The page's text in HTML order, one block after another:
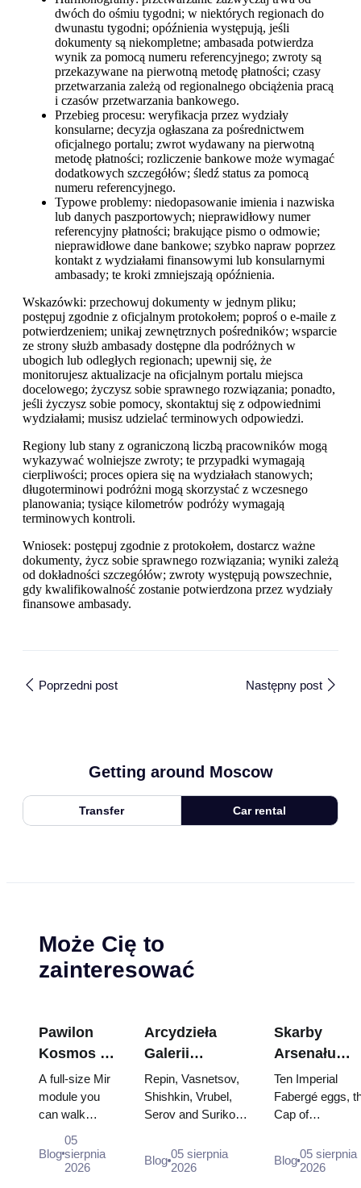
dwóch do ośmiu tygodni; w niektórych regionach do
dwunastu tygodni; opóźnienia występują, jeśli
dokumenty są niekompletne; ambasada potwierdza
wynik za pomocą numeru referencyjnego; zwroty są
przekazywane na pierwotną metodę płatności; czasy
przetwarzania zależą od regionalnego obciążenia pracą
i czasów przetwarzania bankowego.
Przebieg procesu: weryfikacja przez wydziały
konsularne; decyzja ogłaszana za pośrednictwem
oficjalnego portalu; zwrot wydawany na pierwotną
metodę płatności; rozliczenie bankowe może wymagać
dodatkowych szczegółów; śledź status za pomocą
numeru referencyjnego.
Typowe problemy: niedopasowanie imienia i nazwiska
lub danych paszportowych; nieprawidłowy numer
referencyjny płatności; brakujące pismo o odmowie;
nieprawidłowe dane bankowe; szybko napraw poprzez
kontakt z wydziałami finansowymi lub konsularnymi
ambasady; te kroki zmniejszają opóźnienia.
Wskazówki: przechowuj dokumenty w jednym pliku;
postępuj zgodnie z oficjalnym protokołem; poproś o e-maile z
potwierdzeniem; unikaj zewnętrznych pośredników; wsparcie
ze strony służb ambasady dostępne dla podróżnych w
ubogich lub odległych regionach; upewnij się, że
monitorujesz aktualizacje na oficjalnym portalu miejsca
docelowego; życzysz sobie sprawnego rozwiązania; ponadto,
jeśli życzysz sobie pomocy, skontaktuj się z odpowiednimi
wydziałami; musisz udzielać terminowych odpowiedzi.
Regiony lub stany z ograniczoną liczbą pracowników mogą
wykazywać wolniejsze zwroty; te przypadki wymagają
cierpliwości; proces opiera się na wydziałach stanowych;
długoterminowi podróżni mogą skorzystać z wczesnego
planowania; tysiące kilometrów podróży wymagają
terminowych kontroli.
Wniosek: postępuj zgodnie z protokołem, dostarcz ważne
dokumenty, życz sobie sprawnego rozwiązania; wyniki zależą
od dokładności szczegółów; zwroty występują powszechnie,
gdy kwalifikowalność zostanie potwierdzona przez wydziały
finansowe ambasady.
Poprzedni post Następny post
Getting around Moscow
Transfer Car rental
Może Cię to
zainteresować
Pawilon
Kosmos na
WDNCh:
Wewnątrz
największej
rosyjskiej
wystawy
A full-size Mir
module you
can walk
Energia–Buran
model,
Blog
05
sierpnia
2026
Arcydzieła
Galerii
Tretiakowskiej:
Obrazy, dla
których warto
wizytę
Repin, Vasnetsov,
Shishkin, Vrubel,
Serov and Surikov
stop people, where
they hang, and why
Blog 05 sierpnia
2026
Skarby
Arsenału
Kremla:
Fabergé,
trony i szaty
Ten Imperial
Fabergé eggs,
Cap of
double throne of
two boy tsars
Blog05 sierpnia
2026